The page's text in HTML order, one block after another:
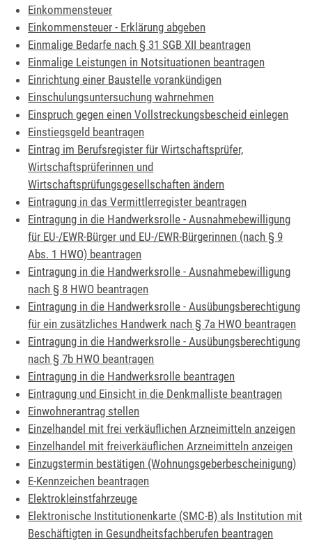
Einkommensteuer
Einkommensteuer - Erklärung abgeben
Einmalige Bedarfe nach § 31 SGB XII beantragen
Einmalige Leistungen in Notsituationen beantragen
Einrichtung einer Baustelle vorankündigen
Einschulungsuntersuchung wahrnehmen
Einspruch gegen einen Vollstreckungsbescheid einlegen
Einstiegsgeld beantragen
Eintrag im Berufsregister für Wirtschaftsprüfer,
Wirtschaftsprüferinnen und
Wirtschaftsprüfungsgesellschaften ändern
Eintragung in das Vermittlerregister beantragen
Eintragung in die Handwerksrolle - Ausnahmebewilligung
für EU-/EWR-Bürger und EU-/EWR-Bürgerinnen (nach § 9
Abs. 1 HWO) beantragen
Eintragung in die Handwerksrolle - Ausnahmebewilligung
nach § 8 HWO beantragen
Eintragung in die Handwerksrolle - Ausübungsberechtigung
für ein zusätzliches Handwerk nach § 7a HWO beantragen
Eintragung in die Handwerksrolle - Ausübungsberechtigung
nach § 7b HWO beantragen
Eintragung in die Handwerksrolle beantragen
Eintragung und Einsicht in die Denkmalliste beantragen
Einwohnerantrag stellen
Einzelhandel mit frei verkäuflichen Arzneimitteln anzeigen
Einzelhandel mit freiverkäuflichen Arzneimitteln anzeigen
Einzugstermin bestätigen (Wohnungsgeberbescheinigung)
E-Kennzeichen beantragen
Elektrokleinstfahrzeuge
Elektronische Institutionenkarte (SMC-B) als Institution mit
Beschäftigten in Gesundheitsfachberufen beantragen